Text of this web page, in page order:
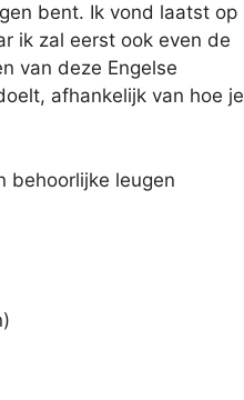
bent. Ik vond laatst op
ik zal eerst ook even de
van deze Engelse
afhankelijk van hoe je
behoorlijke leugen